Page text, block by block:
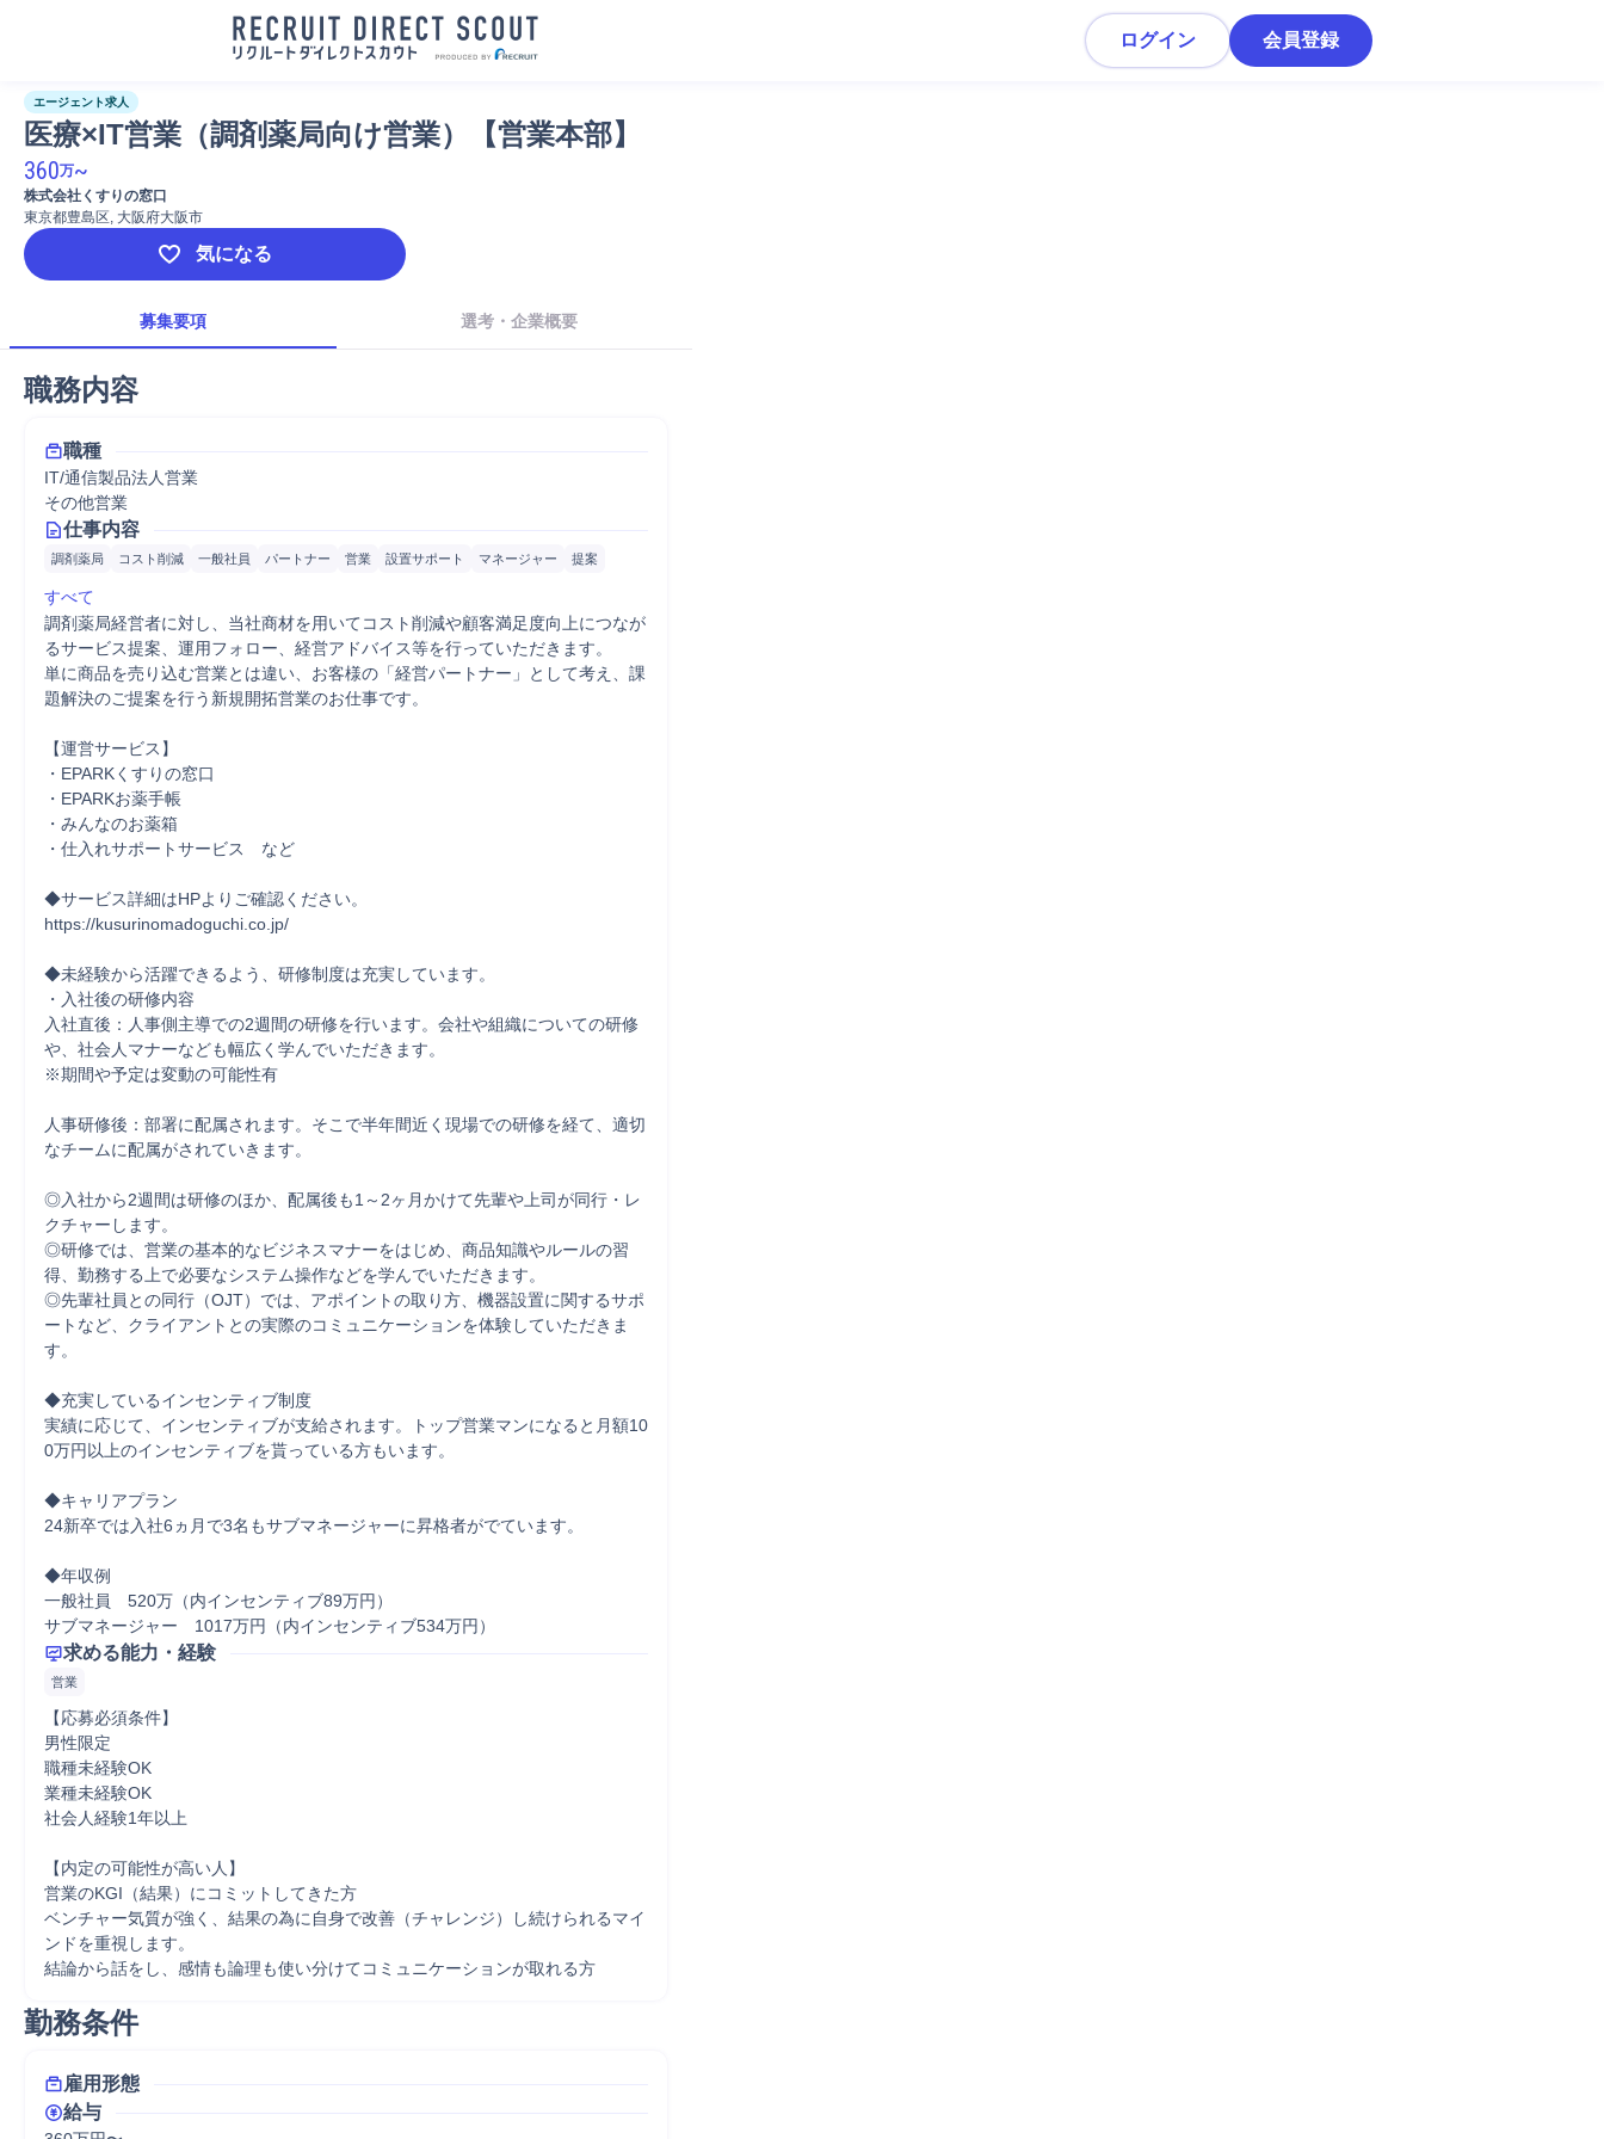
ログイン 会員登録
エージェント求人
医療×IT営業（調剤薬局向け営業）【営業本部】
360万~
株式会社くすりの窓口
東京都豊島区, 大阪府大阪市
気になる
募集要項 選考・企業概要
職務内容
職種
IT/通信製品法人営業
その他営業
仕事内容
調剤薬局 コスト削減 一般社員 パートナー 営業 設置サポート マネージャー 提案
すべて
調剤薬局経営者に対し、当社商材を用いてコスト削減や顧客満足度向上につなが
るサービス提案、運用フォロー、経営アドバイス等を行っていただきます。
単に商品を売り込む営業とは違い、お客様の「経営パートナー」として考え、課
題解決のご提案を行う新規開拓営業のお仕事です。
【運営サービス】
・EPARKくすりの窓口
・EPARKお薬手帳
・みんなのお薬箱
・仕入れサポートサービス　など
◆サービス詳細はHPよりご確認ください。
https://kusurinomadoguchi.co.jp/
◆未経験から活躍できるよう、研修制度は充実しています。
・入社後の研修内容
入社直後：人事側主導での2週間の研修を行います。会社や組織についての研修
や、社会人マナーなども幅広く学んでいただきます。
※期間や予定は変動の可能性有
人事研修後：部署に配属されます。そこで半年間近く現場での研修を経て、適切
なチームに配属がされていきます。
◎入社から2週間は研修のほか、配属後も1～2ヶ月かけて先輩や上司が同行・レ
クチャーします。
◎研修では、営業の基本的なビジネスマナーをはじめ、商品知識やルールの習
得、勤務する上で必要なシステム操作などを学んでいただきます。
◎先輩社員との同行（OJT）では、アポイントの取り方、機器設置に関するサポ
ートなど、クライアントとの実際のコミュニケーションを体験していただきま
す。
◆充実しているインセンティブ制度
実績に応じて、インセンティブが支給されます。トップ営業マンになると月額10
0万円以上のインセンティブを貰っている方もいます。
◆キャリアプラン
24新卒では入社6ヵ月で3名もサブマネージャーに昇格者がでています。
◆年収例
一般社員　520万（内インセンティブ89万円）
サブマネージャー　1017万円（内インセンティブ534万円）
求める能力・経験
営業
【応募必須条件】
男性限定
職種未経験OK
業種未経験OK
社会人経験1年以上
【内定の可能性が高い人】
営業のKGI（結果）にコミットしてきた方
ベンチャー気質が強く、結果の為に自身で改善（チャレンジ）し続けられるマイ
ンドを重視します。
勤務条件
雇用形態
給与